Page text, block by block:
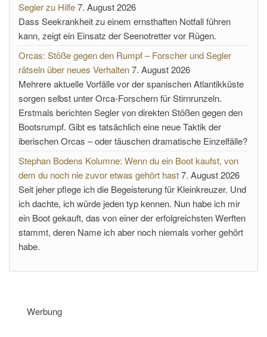
Segler zu Hilfe7. August 2026
Dass Seekrankheit zu einem ernsthaften Notfall führen
kann, zeigt ein Einsatz der Seenotretter vor Rügen.
Orcas: Stöße gegen den Rumpf – Forscher und Segler
rätseln über neues Verhalten7. August 2026
Mehrere aktuelle Vorfälle vor der spanischen Atlantikküste
sorgen selbst unter Orca-Forschern für Stirnrunzeln.
Erstmals berichten Segler von direkten Stößen gegen den
Bootsrumpf. Gibt es tatsächlich eine neue Taktik der
iberischen Orcas – oder täuschen dramatische Einzelfälle?
Stephan Bodens Kolumne: Wenn du ein Boot kaufst, von
dem du noch nie zuvor etwas gehört hast7. August 2026
Seit jeher pflege ich die Begeisterung für Kleinkreuzer. Und
ich dachte, ich würde jeden typ kennen. Nun habe ich mir
ein Boot gekauft, das von einer der erfolgreichsten Werften
stammt, deren Name ich aber noch niemals vorher gehört
habe.
Werbung